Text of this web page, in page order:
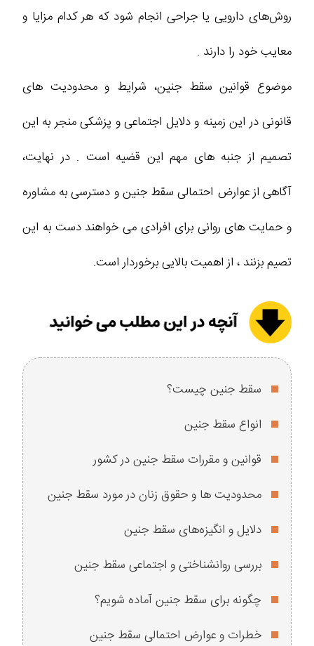
روش‌های دارویی یا جراحی انجام شود که هر کدام مزایا و
معایب خود را دارند .
موضوع قوانین سقط جنین، شرایط و محدودیت ‌های
قانونی در این زمینه و دلایل اجتماعی و پزشکی منجر به این
تصمیم از جنبه های مهم این قضیه است . در نهایت،
آگاهی از عوارض احتمالی سقط جنین و دسترسی به مشاوره
و حمایت ‌های روانی برای افرادی می خواهند دست به این
تصیم بزنند ، از اهمیت بالایی برخوردار است.
سقط جنین چیست؟
انواع سقط جنین
قوانین و مقررات سقط جنین در کشور
محدودیت‌ ها و حقوق زنان در مورد سقط جنین
دلایل و انگیزه‌های سقط جنین
بررسی روانشناختی و اجتماعی سقط جنین
چگونه برای سقط جنین آماده شویم؟
خطرات و عوارض احتمالی سقط جنین